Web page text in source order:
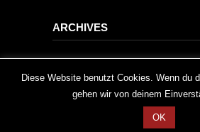
ARCHIVES
Archives
2020 © Capaddicts
This website uses cookies to improve
assume you're ok with this, but you
Cookie settings
Diese Website benutzt Cookies. Wenn du
gehen wir von deinem
OK